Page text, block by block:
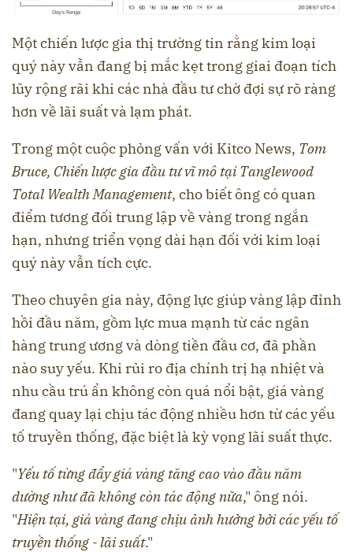
Một chiến lược gia thị trường tin rằng kim loại
quý này vẫn đang bị mắc kẹt trong giai đoạn tích
lũy rộng rãi khi các nhà đầu tư chờ đợi sự rõ ràng
hơn về lãi suất và lạm phát.
Trong một cuộc phỏng vấn với Kitco News, Tom
Bruce, Chiến lược gia đầu tư vĩ mô tại Tanglewood
Total Wealth Management, cho biết ông có quan
điểm tương đối trung lập về vàng trong ngắn
hạn, nhưng triển vọng dài hạn đối với kim loại
quý này vẫn tích cực.
Theo chuyên gia này, động lực giúp vàng lập đỉnh
hồi đầu năm, gồm lực mua mạnh từ các ngân
hàng trung ương và dòng tiền đầu cơ, đã phần
nào suy yếu. Khi rủi ro địa chính trị hạ nhiệt và
nhu cầu trú ẩn không còn quá nổi bật, giá vàng
đang quay lại chịu tác động nhiều hơn từ các yếu
tố truyền thống, đặc biệt là kỳ vọng lãi suất thực.
"Yếu tố từng đẩy giá vàng tăng cao vào đầu năm
dường như đã không còn tác động nữa," ông nói.
"Hiện tại, giá vàng đang chịu ảnh hưởng bởi các yếu tố
truyền thống - lãi suất."